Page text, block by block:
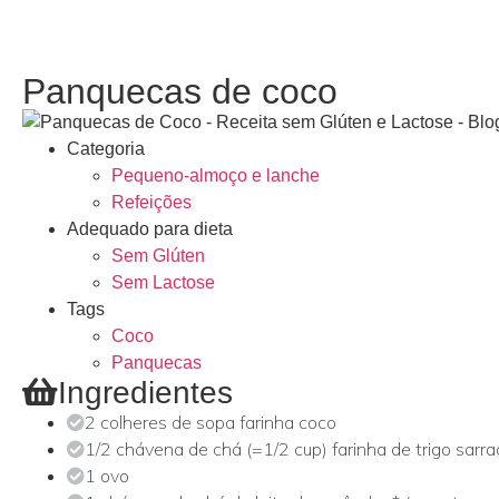
Panquecas de coco
Categoria
Pequeno-almoço e lanche
Refeições
Adequado para dieta
Sem Glúten
Sem Lactose
Tags
Coco
Panquecas
Ingredientes
2 colheres de sopa farinha coco
1/2 chávena de chá (=1/2 cup) farinha de trigo
1 ovo